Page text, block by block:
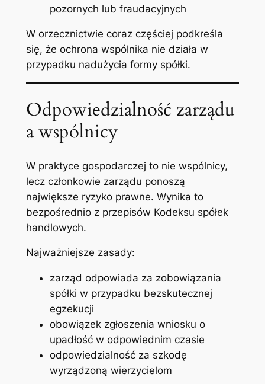
pozornych lub fraudacyjnych
W orzecznictwie coraz częściej podkreśla
się, że ochrona wspólnika nie działa w
przypadku nadużycia formy spółki.
Odpowiedzialność zarządu
a wspólnicy
W praktyce gospodarczej to nie wspólnicy,
lecz członkowie zarządu ponoszą
największe ryzyko prawne. Wynika to
bezpośrednio z przepisów Kodeksu spółek
handlowych.
Najważniejsze zasady:
zarząd odpowiada za zobowiązania
spółki w przypadku bezskutecznej
egzekucji
obowiązek zgłoszenia wniosku o
upadłość w odpowiednim czasie
odpowiedzialność za szkodę
wyrządzoną wierzycielom